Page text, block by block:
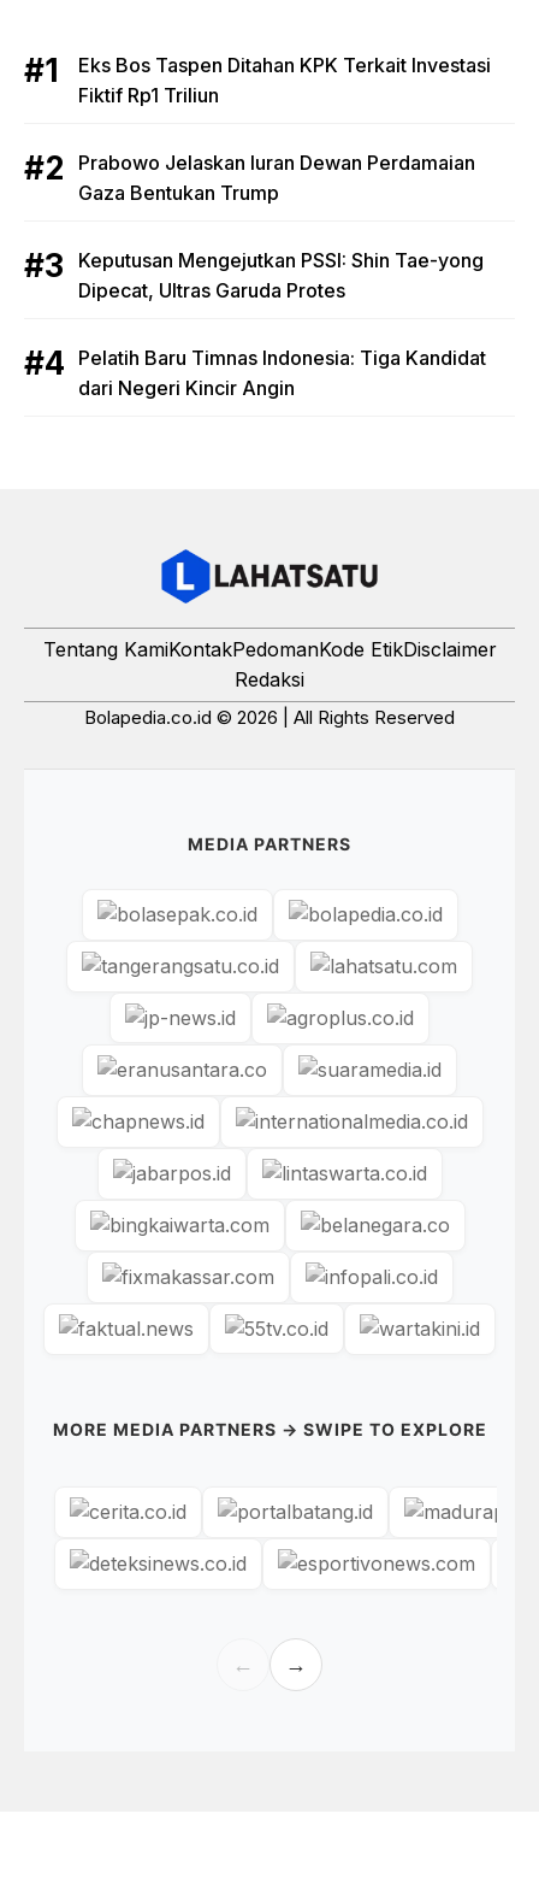
Eks Bos Taspen Ditahan KPK Terkait Investasi
Fiktif Rp1 Triliun
Prabowo Jelaskan Iuran Dewan Perdamaian
Gaza Bentukan Trump
Keputusan Mengejutkan PSSI: Shin Tae-yong
Dipecat, Ultras Garuda Protes
Pelatih Baru Timnas Indonesia: Tiga Kandidat
dari Negeri Kincir Angin
Tentang KamiKontakPedomanKode EtikDisclaimer
Redaksi
Bolapedia.co.id © 2026 | All Rights Reserved
MEDIA PARTNERS
MORE MEDIA PARTNERS → SWIPE TO EXPLORE
← →